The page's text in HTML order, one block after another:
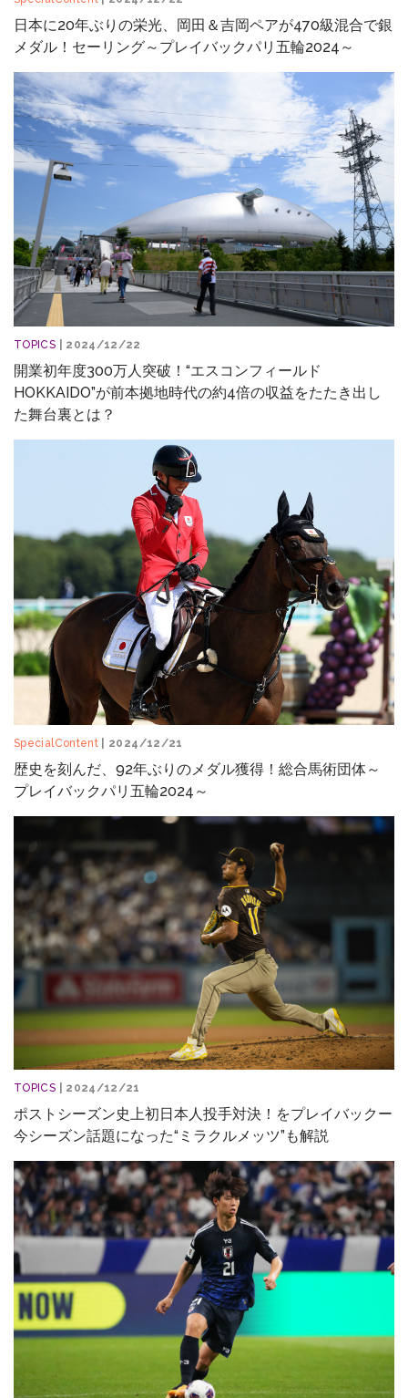
日本に20年ぶりの栄光、岡田＆吉岡ペアが470級混合で銀
メダル！セーリング～プレイバックパリ五輪2024～
TOPICS | 2024/12/22
開業初年度300万人突破！“エスコンフィールド
HOKKAIDO”が前本拠地時代の約4倍の収益をたたき出し
た舞台裏とは？
SpecialContent | 2024/12/21
歴史を刻んだ、92年ぶりのメダル獲得！総合馬術団体～
プレイバックパリ五輪2024～
TOPICS | 2024/12/21
ポストシーズン史上初日本人投手対決！をプレイバックー
今シーズン話題になった“ミラクルメッツ”も解説